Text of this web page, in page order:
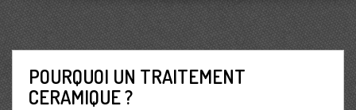
POURQUOI UN TRAITEMENT
CERAMIQUE ?